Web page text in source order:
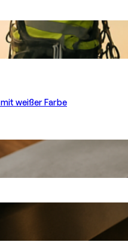
in
Höhen: Sauberkeit hoch
weißer Farbe
gestalten: Moderne
in Berlin schnell